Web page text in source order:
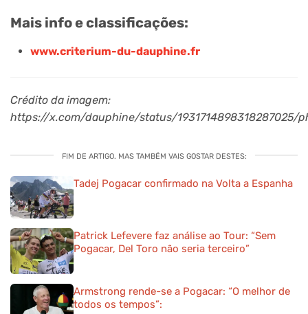
Mais info e classificações:
www.criterium-du-dauphine.fr
Crédito da imagem:
https://x.com/dauphine/status/1931714898318287025/
FIM DE ARTIGO. MAS TAMBÉM VAIS GOSTAR DESTES:
Tadej Pogacar confirmado na Volta a Espanha
Patrick Lefevere faz análise ao Tour: “Sem
Pogacar, Del Toro não seria terceiro”
Armstrong rende-se a Pogacar: “O melhor de
todos os tempos”: